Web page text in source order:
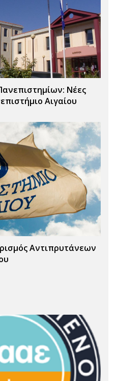
Νέες
Αιγαίου
Αντιπρυτάνεων